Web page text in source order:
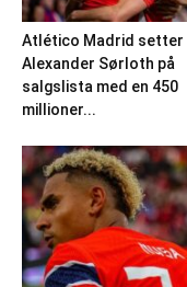
Atlético Madrid setter
Alexander Sørloth på
salgslista med en 450
millioner...